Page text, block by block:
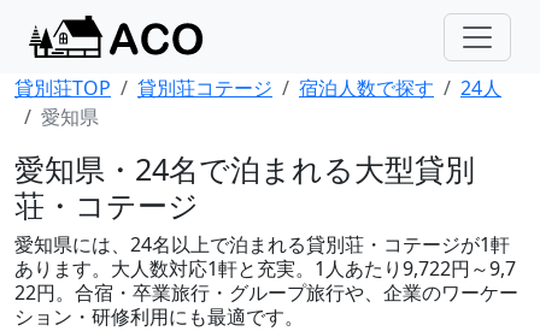
貸別荘TOP 貸別荘コテージ 宿泊人数で探す
24人
愛知県
愛知県・24名で泊まれる大型貸別
荘・コテージ
愛知県には、24名以上で泊まれる貸別荘・コテージが1軒
あります。大人数対応1軒と充実。1人あたり9,722円～9,7
22円。合宿・卒業旅行・グループ旅行や、企業のワーケー
ション・研修利用にも最適です。